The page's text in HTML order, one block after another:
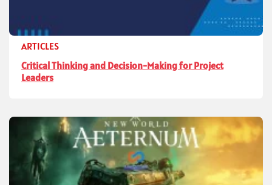
ARTICLES
Critical Thinking and Decision-Making for Project
Leaders